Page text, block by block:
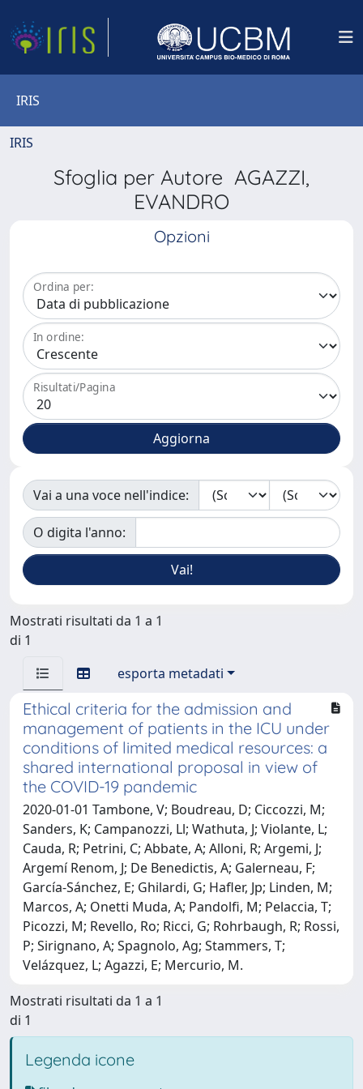
IRIS
IRIS
Sfoglia per Autore AGAZZI,
EVANDRO
Opzioni
Ordina per:
In ordine:
Risultati/Pagina
Vai a una voce nell'indice:
O digita l'anno:
Mostrati risultati da 1 a 1
di 1
esporta metadati
Ethical criteria for the admission and
management of patients in the ICU under
conditions of limited medical resources: a
shared international proposal in view of
the COVID-19 pandemic
2020-01-01 Tambone, V; Boudreau, D; Ciccozzi, M;
Sanders, K; Campanozzi, Ll; Wathuta, J; Violante, L;
Cauda, R; Petrini, C; Abbate, A; Alloni, R; Argemi, J;
Argemí Renom, J; De Benedictis, A; Galerneau, F;
García-Sánchez, E; Ghilardi, G; Hafler, Jp; Linden, M;
Marcos, A; Onetti Muda, A; Pandolfi, M; Pelaccia, T;
Picozzi, M; Revello, Ro; Ricci, G; Rohrbaugh, R; Rossi,
P; Sirignano, A; Spagnolo, Ag; Stammers, T;
Velázquez, L; Agazzi, E; Mercurio, M.
Mostrati risultati da 1 a 1
di 1
Legenda icone